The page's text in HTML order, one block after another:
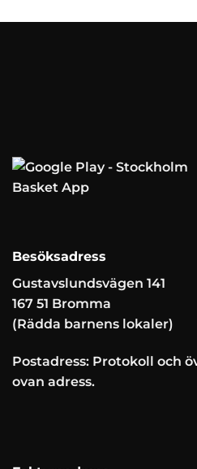
Besöksadress
Gustavslundsvägen 141
167 51 Bromma
(Rädda barnens lokaler)
Postadress: Protokoll och
ovan adress.